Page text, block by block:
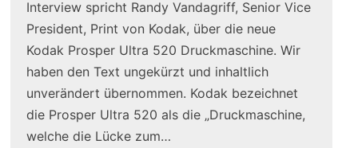
Interview spricht Randy Vandagriff, Senior Vice
President, Print von Kodak, über die neue
Kodak Prosper Ultra 520 Druckmaschine. Wir
haben den Text ungekürzt und inhaltlich
unverändert übernommen. Kodak bezeichnet
die Prosper Ultra 520 als die „Druckmaschine,
welche die Lücke zum…